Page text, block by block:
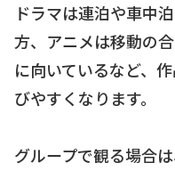
ドラマは連泊や車中
方、アニメは移動の
に向いているなど、
びやすくなります。
グループで観る場合